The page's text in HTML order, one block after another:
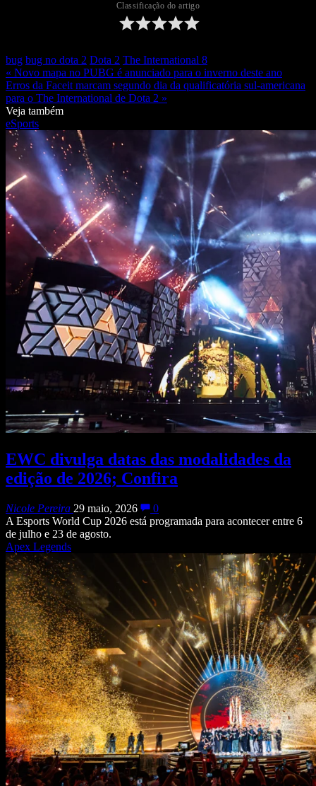
Classificação do artigo
bug bug no dota 2 Dota 2 The International 8
« Novo mapa no PUBG é anunciado para o inverno deste ano
Erros da Faceit marcam segundo dia da qualificatória sul-americana
para o The International de Dota 2 »
Veja também
eSports
EWC divulga datas das modalidades da
edição de 2026; Confira
Nicole Pereira 29 maio, 2026
0
A Esports World Cup 2026 está programada para acontecer entre 6
de julho e 23 de agosto.
Apex Legends